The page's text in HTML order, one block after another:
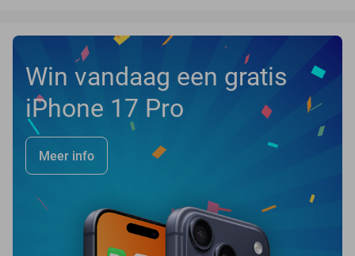
Win vandaag een gratis
iPhone 17 Pro
Meer info